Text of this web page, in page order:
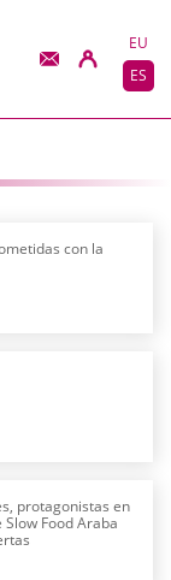
EU
ES
con la
protagonistas en
Food Araba